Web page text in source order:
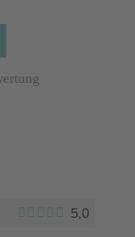
5,0